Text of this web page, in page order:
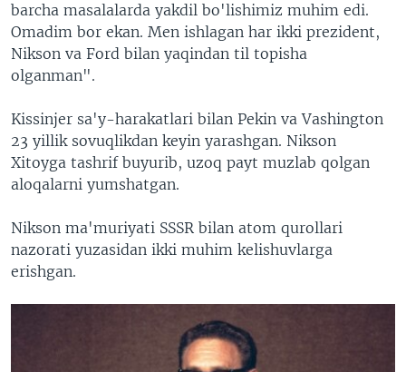
barcha masalalarda yakdil bo'lishimiz muhim edi.
Omadim bor ekan. Men ishlagan har ikki prezident,
Nikson va Ford bilan yaqindan til topisha
olganman".
Kissinjer sa'y-harakatlari bilan Pekin va Vashington
23 yillik sovuqlikdan keyin yarashgan. Nikson
Xitoyga tashrif buyurib, uzoq payt muzlab qolgan
aloqalarni yumshatgan.
Nikson ma'muriyati SSSR bilan atom qurollari
nazorati yuzasidan ikki muhim kelishuvlarga
erishgan.